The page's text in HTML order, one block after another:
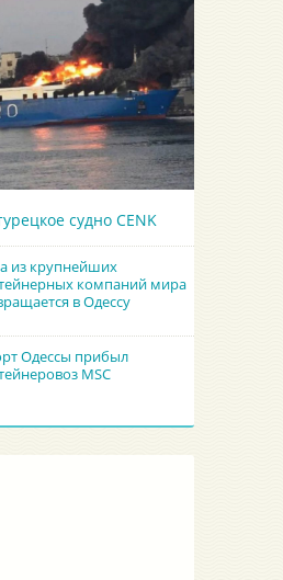
судно CENK
из крупнейших
компаний мира
в Одессу
Одессы прибыл
MSC